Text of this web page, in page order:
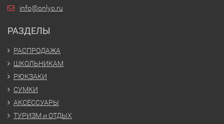
info@onlyo.ru
РАЗДЕЛЫ
РАСПРОДАЖА
ШКОЛЬНИКАМ
РЮКЗАКИ
СУМКИ
АКСЕССУАРЫ
ТУРИЗМ и ОТДЫХ